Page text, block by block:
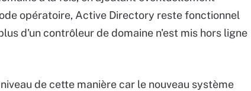
opératoire, Active Directory reste fonctionnel
d'un contrôleur de domaine n'est mis hors ligne
de cette manière car le nouveau système